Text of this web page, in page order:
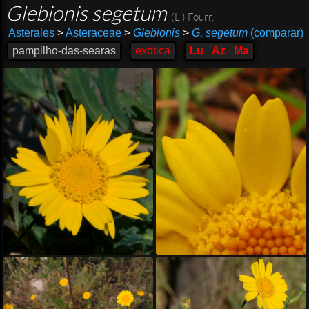
Glebionis segetum (L.) Fourr.
Asterales >Asteraceae > Glebionis > G. segetum(comparar)
pampilho-das-searas
exótica Lu Az Ma